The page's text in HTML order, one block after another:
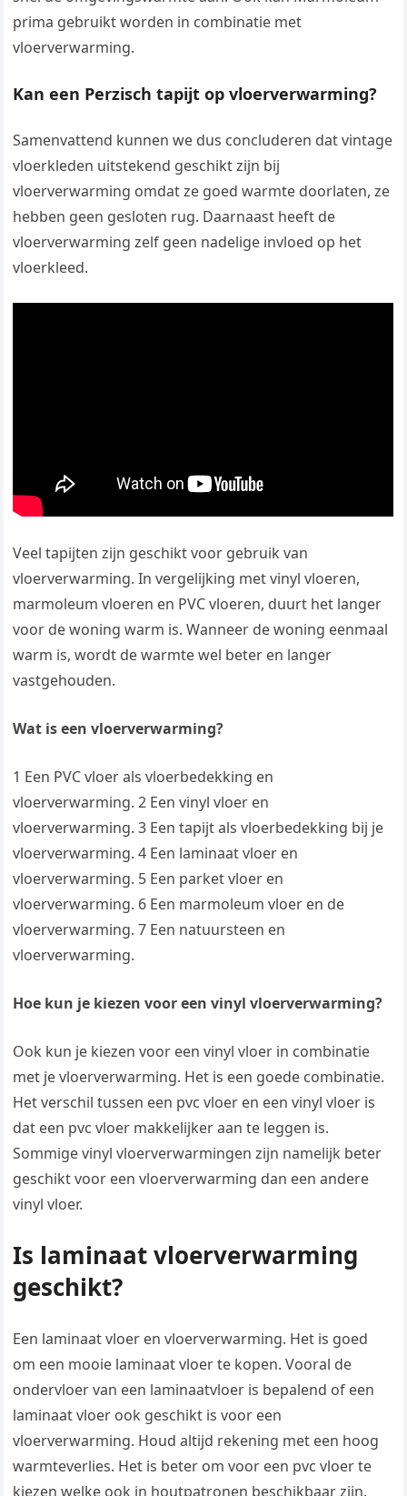
prima gebruikt worden in combinatie met
vloerverwarming.
Kan een Perzisch tapijt op vloerverwarming?
Samenvattend kunnen we dus concluderen dat vintage
vloerkleden uitstekend geschikt zijn bij
vloerverwarming omdat ze goed warmte doorlaten, ze
hebben geen gesloten rug. Daarnaast heeft de
vloerverwarming zelf geen nadelige invloed op het
vloerkleed.
Veel tapijten zijn geschikt voor gebruik van
vloerverwarming. In vergelijking met vinyl vloeren,
marmoleum vloeren en PVC vloeren, duurt het langer
voor de woning warm is. Wanneer de woning eenmaal
warm is, wordt de warmte wel beter en langer
vastgehouden.
Wat is een vloerverwarming?
1 Een PVC vloer als vloerbedekking en
vloerverwarming. 2 Een vinyl vloer en
vloerverwarming. 3 Een tapijt als vloerbedekking bij je
vloerverwarming. 4 Een laminaat vloer en
vloerverwarming. 5 Een parket vloer en
vloerverwarming. 6 Een marmoleum vloer en de
vloerverwarming. 7 Een natuursteen en
vloerverwarming.
Hoe kun je kiezen voor een vinyl vloerverwarming?
Ook kun je kiezen voor een vinyl vloer in combinatie
met je vloerverwarming. Het is een goede combinatie.
Het verschil tussen een pvc vloer en een vinyl vloer is
dat een pvc vloer makkelijker aan te leggen is.
Sommige vinyl vloerverwarmingen zijn namelijk beter
geschikt voor een vloerverwarming dan een andere
vinyl vloer.
Is laminaat vloerverwarming
geschikt?
Een laminaat vloer en vloerverwarming. Het is goed
om een mooie laminaat vloer te kopen. Vooral de
ondervloer van een laminaatvloer is bepalend of een
laminaat vloer ook geschikt is voor een
vloerverwarming. Houd altijd rekening met een hoog
warmteverlies. Het is beter om voor een pvc vloer te
kiezen welke ook in houtpatronen beschikbaar zijn.